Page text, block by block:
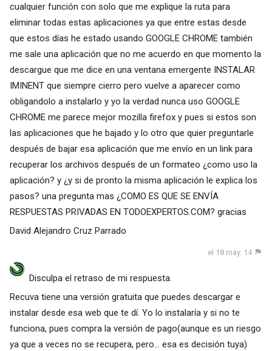
cualquier función con solo que me explique la ruta para
eliminar todas estas aplicaciones ya que entre estas desde
que estos días he estado usando GOOGLE CHROME también
me sale una aplicación que no me acuerdo en que momento la
descargue que me dice en una ventana emergente INSTALAR
IMINENT que siempre cierro pero vuelve a aparecer como
obligandolo a instalarlo y yo la verdad nunca uso GOOGLE
CHROME me parece mejor mozilla firefox y pues si estos son
las aplicaciones que he bajado y lo otro que quier preguntarle
después de bajar esa aplicación que me envío en un link para
recuperar los archivos después de un formateo ¿como uso la
aplicación? y ¿y si de pronto la misma aplicación le explica los
pasos? una pregunta mas ¿COMO ES QUE SE ENVÍA
RESPUESTAS PRIVADAS EN TODOEXPERTOS.COM? gracias
David Alejandro Cruz Parrado
el 18 may. 14
Disculpa el retraso de mi respuesta.
Recuva tiene una versión gratuita que puedes descargar e
instalar desde esa web que te dí. Yo lo instalaría y si no te
funciona, pues compra la versión de pago(aunque es un riesgo
ya que a veces no se recupera, pero... esa es decisión tuya)